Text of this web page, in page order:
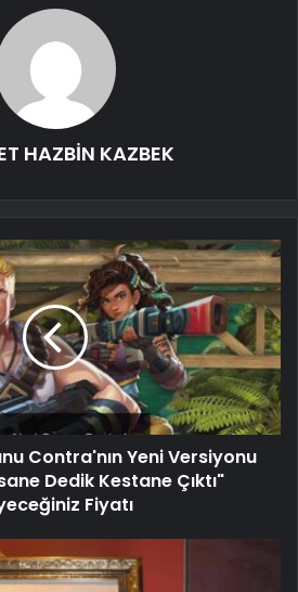
HAZBİN KAZBEK
Contra'nın Yeni Versiyonu
Dedik Kestane Çıktı"
Fiyatı